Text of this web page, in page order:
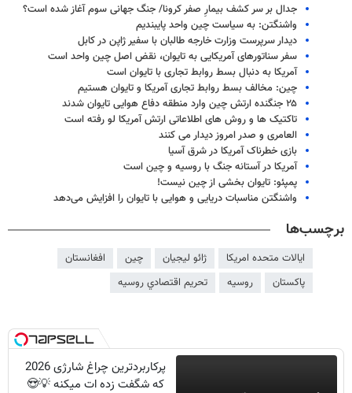
جدال بر سر کشف بیمارِ صفر کرونا/ جنگ جهانی سوم آغاز شده است؟
واشنگتن: به سیاست چین واحد پایبندیم
دیدار سرپرست وزارت خارجه طالبان با سفیر ژاپن در کابل
سفر سناتورهای آمریکایی به تایوان، نقض اصل چین واحد است
آمریکا به دنبال بسط روابط تجاری با تایوان است
چین: مخالف بسط روابط تجاری آمریکا و تایوان هستیم
۲۵ جنگنده ارتش چین وارد منطقه دفاع هوایی تایوان شدند
تاکتیک ها و روش های اطلاعاتی ارتش آمریکا لو رفته است
العامری و صدر امروز دیدار می کنند
بازی خطرناک آمریکا در شرق آسیا
آمریکا در آستانه جنگ با روسیه و چین است
پمپئو: تایوان بخشی از چین نیست!
واشنگتن مناسبات دریایی و هوایی با تایوان را افزایش می‌دهد
برچسب‌ها
ایالات متحده امریکا ژائو لیجیان چین
افغانستان
پاکستان
روسیه تحريم اقتصادي روسيه
پرکاربردترین چراغ شارژی 2026
که شگفت زده ات میکنه 💡😍